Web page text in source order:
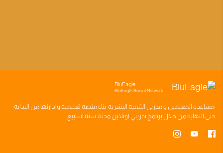
BluEagle
BluEagle Social Network
مساعده المعلمين ومدربي التنميه البشريه بناءمنصه تعليميه وادارتها من البدايه
حتى النهايه من خلال برنامج تدريبي اونلاين مدته سته اسابيع